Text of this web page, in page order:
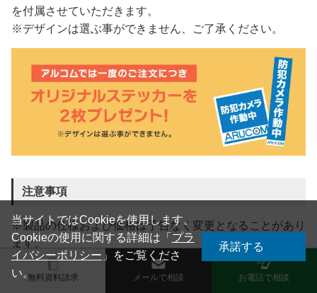
を付属させていただきます。
※デザインは選ぶ事ができません、ご了承ください。
注意事項
※製品の仕様および価格は予告なく変更となることがあり
ます。
※キャンペーンは予告なく終了する場合がございます。
※ページ内の写真はイメージの場合があります。
無料資料請求 メールで相談 お電話で相談
当サイトではCookieを使用します。
Cookieの使用に関する詳細は「 プラ
イバシーポリシー 」をご覧くださ
い。
承諾する